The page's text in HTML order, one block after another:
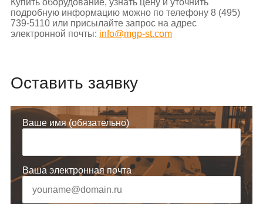
подробную информацию можно по телефону 8 (495)
739-5110 или присылайте запрос на адрес
электронной почты: info@mgp-st.com
Оставить заявку
Ваше имя (обязательно)
Ваша электронная почта